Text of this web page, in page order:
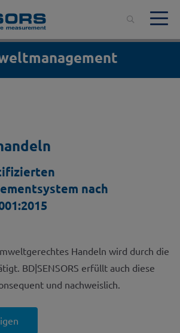
nach
Handeln wird durch die
BD|SENSORS erfüllt auch diese
und nachweislich.